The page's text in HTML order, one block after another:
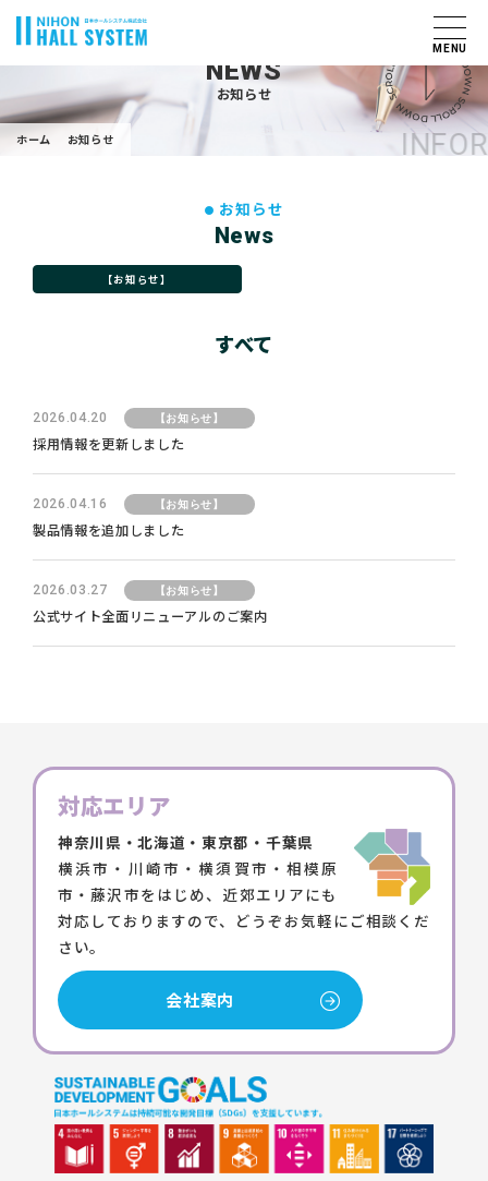
MENU
NEWS
お知らせ
ホーム お知らせ
お知らせ
News
【お知らせ】
すべて
2026.04.20 【お知らせ】
採用情報を更新しました
2026.04.16 【お知らせ】
製品情報を追加しました
2026.03.27 【お知らせ】
公式サイト全面リニューアルのご案内
対応エリア
神奈川県・北海道・東京都・千葉県
横浜市・川崎市・横須賀市・相模原
市・藤沢市をはじめ、近郊エリアにも
対応しておりますので、どうぞお気軽にご相談くだ
さい。
会社案内